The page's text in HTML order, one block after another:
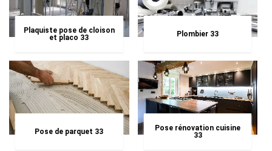
Plaquiste pose de cloison
et placo 33
Plombier 33
Pose de parquet 33
Pose rénovation cuisine
33